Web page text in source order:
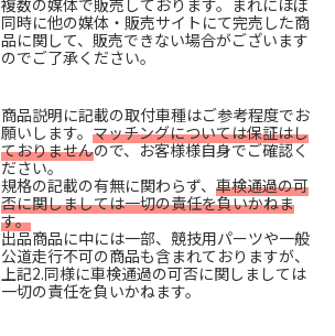
複数の媒体で販売しております。まれにほぼ
同時に他の媒体・販売サイトにて完売した商
品に関して、販売できない場合がございます
のでご了承ください。
商品説明に記載の取付車種はご参考程度でお
願いします。 マッチングについては保証はし
ておりませんので、お客様様自身でご確認く
ださい。
規格の記載の有無に関わらず、 車検通過の可
否に関しましては一切の責任を負いかねま
す。
出品商品に中には一部、競技用パーツや一般
公道走行不可の商品も含まれておりますが、
上記2.同様に車検通過の可否に関しましては
一切の責任を負いかねます。